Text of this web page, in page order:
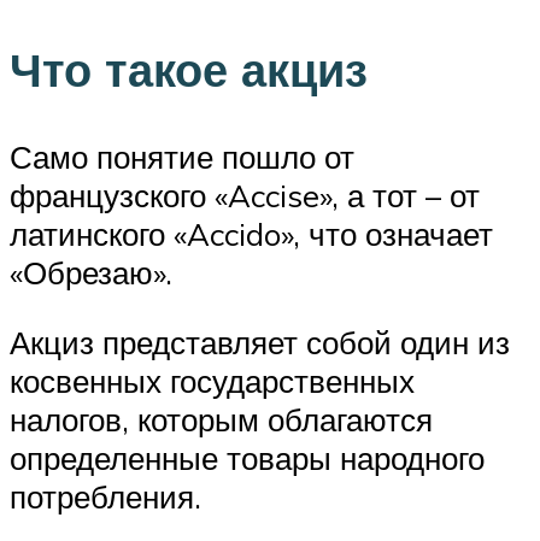
Что такое акциз
Само понятие пошло от
французского «Accise», а тот – от
латинского «Accido», что означает
«Обрезаю».
Акциз представляет собой один из
косвенных государственных
налогов, которым облагаются
определенные товары народного
потребления.